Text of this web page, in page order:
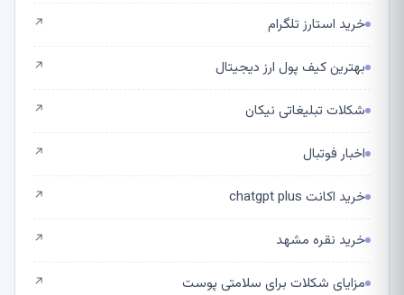
خرید استارز تلگرام ↗
بهترین کیف پول ارز دیجیتال ↗
شکلات تبلیغاتی نیکان ↗
اخبار فوتبال ↗
خرید اکانت chatgpt plus ↗
خرید نقره مشهد ↗
مزایای شکلات برای سلامتی پوست ↗